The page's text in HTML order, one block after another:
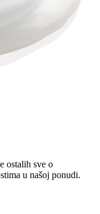
ostalih sve o
u našoj ponudi.